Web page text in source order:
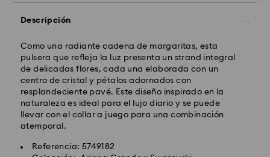
Descripción
Como una radiante cadena de margaritas, esta
pulsera que refleja la luz presenta un strand integral
de delicadas flores, cada una elaborada con un
centro de cristal y pétalos adornados con
resplandeciente pavé. Este diseño inspirado en la
naturaleza es ideal para el lujo diario y se puede
llevar con el collar a juego para una combinación
atemporal.
Referencia: 5749182